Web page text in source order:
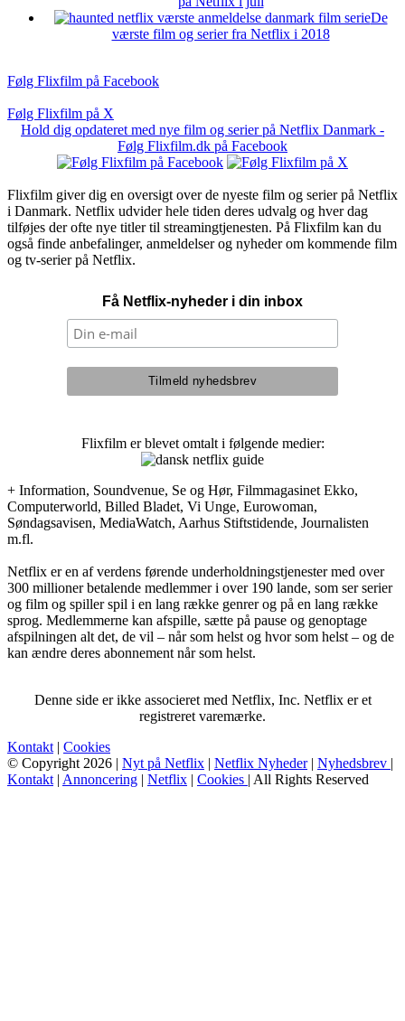
De
værste film og serier fra Netflix i 2018
Følg Flixfilm på Facebook
Følg Flixfilm på X
Hold dig opdateret med nye film og serier på Netflix Danmark -
Følg Flixfilm.dk på Facebook
Flixfilm giver dig en oversigt over de nyeste film og serier på Netflix
i Danmark. Netflix udvider hele tiden deres udvalg og hver dag
tilføjes der ofte nye titler til streamingtjenesten. På Flixfilm kan du
også finde anbefalinger, anmeldelser og nyheder om kommende film
og tv-serier på Netflix.
Få Netflix-nyheder i din inbox
Flixfilm er blevet omtalt i følgende medier:
+ Information, Soundvenue, Se og Hør, Filmmagasinet Ekko,
Computerworld, Billed Bladet, Vi Unge, Eurowoman,
Søndagsavisen, MediaWatch, Aarhus Stiftstidende, Journalisten
m.fl.
Netflix er en af verdens førende underholdningstjenester med over
300 millioner betalende medlemmer i over 190 lande, som ser serier
og film og spiller spil i en lang række genrer og på en lang række
sprog. Medlemmerne kan afspille, sætte på pause og genoptage
afspilningen alt det, de vil – når som helst og hvor som helst – og de
kan ændre deres abonnement når som helst.
Denne side er ikke associeret med Netflix, Inc. Netflix er et
registreret varemærke.
Kontakt | Cookies
© Copyright 2026 | Nyt på Netflix | Netflix Nyheder| Nyhedsbrev |
Kontakt | Annoncering | Netflix | Cookies | All Rights Reserved